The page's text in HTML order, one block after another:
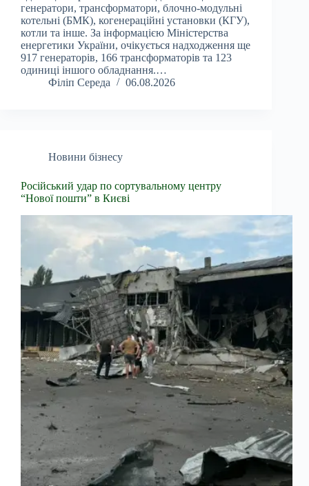
генератори, трансформатори, блочно-модульні
котельні (БМК), когенераційні установки (КГУ),
котли та інше. За інформацією Міністерства
енергетики України, очікується надходження ще
917 генераторів, 166 трансформаторів та 123
одиниці іншого обладнання.…
Філіп Середа
06.08.2026
Новини бізнесу
Російський удар по сортувальному центру
“Нової пошти” в Києві